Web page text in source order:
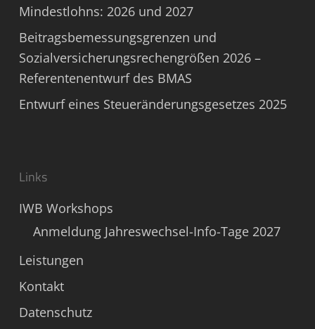
Mindestlohns: 2026 und 2027
Beitragsbemessungsgrenzen und
Sozialversicherungsrechengrößen 2026 –
Referentenentwurf des BMAS
Entwurf eines Steueränderungsgesetzes 2025
Links
IWB Workshops
Anmeldung Jahreswechsel-Info-Tage 2027
Leistungen
Kontakt
Datenschutz